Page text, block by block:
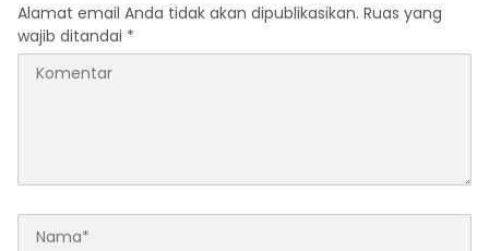
Alamat email Anda tidak akan dipublikasikan. Ruas yang
wajib ditandai *